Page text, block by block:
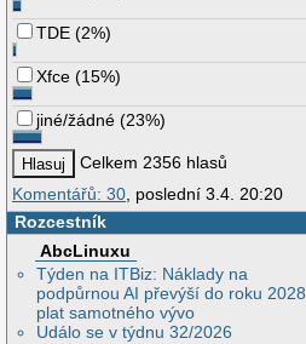
TDE (2%)
Xfce (15%)
jiné/žádné (23%)
Celkem 2356 hlasů
Komentářů: 30 , poslední 3.4. 20:20
Rozcestník
AbcLinuxu
Týden na ITBiz: Náklady na
podpůrnou AI převýší do roku 2028
plat samotného vývo
Událo se v týdnu 32/2026